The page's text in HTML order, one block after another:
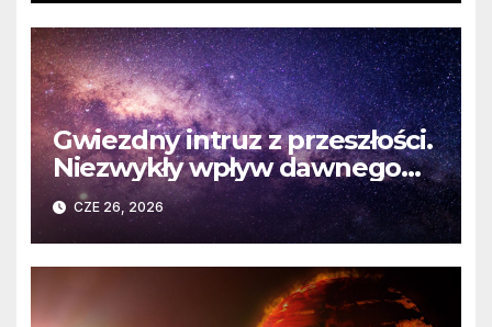
Gwiezdny intruz z przeszłości.
Niezwykły wpływ dawnego
spotkania na komety Układu
Słonecznego
CZE 26, 2026